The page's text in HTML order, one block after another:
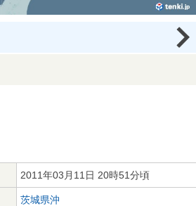
2011年03月11日 20時51分頃
茨城県沖